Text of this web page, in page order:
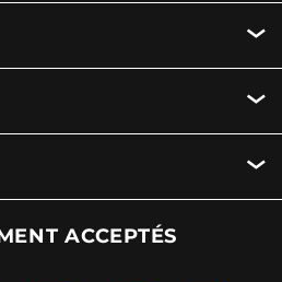
ACCEPTÉS